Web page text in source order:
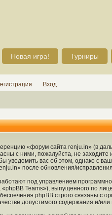
Новая игра! Турниры
Вход
«форум сайта renju.in» (в
с ними, пожалуйста, не
уведомить вас об этом, однако с
после обновления/
под управлением
«phpBB Teams»), выпущенного по
phpBB строго связаны с
допустимого содержания и/